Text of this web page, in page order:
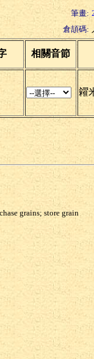
筆畫:
倉頡碼:
相關音節
糴
grains; store grain